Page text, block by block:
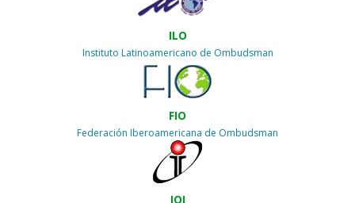
ILO
Instituto Latinoamericano de Ombudsman
FIO
Federación Iberoamericana de Ombudsman
IOI